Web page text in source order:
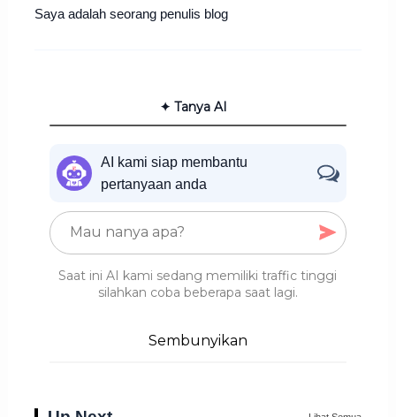
Saya adalah seorang penulis blog
✦ Tanya AI
AI kami siap membantu
pertanyaan anda
Saat ini AI kami sedang memiliki traffic tinggi
silahkan coba beberapa saat lagi.
Sembunyikan